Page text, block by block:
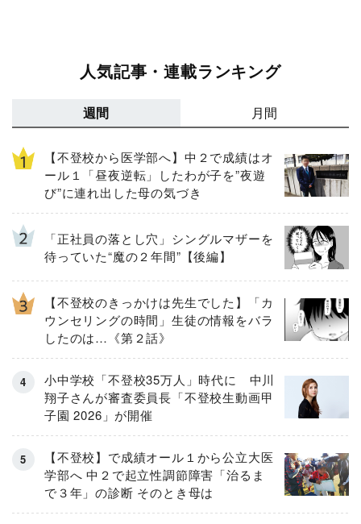
人気記事・連載ランキング
週間 月間
【不登校から医学部へ】中２で成績はオ
ール１「昼夜逆転」したわが子を”夜遊
び”に連れ出した母の気づき
「正社員の落とし穴」シングルマザーを
待っていた“魔の２年間”【後編】
【不登校のきっかけは先生でした】「カ
ウンセリングの時間」生徒の情報をバラ
したのは…《第２話》
小中学校「不登校35万人」時代に 中川
翔子さんが審査委員長「不登校生動画甲
子園 2026」が開催
【不登校】で成績オール１から公立大医
学部へ 中２で起立性調節障害「治るま
で３年」の診断 そのとき母は